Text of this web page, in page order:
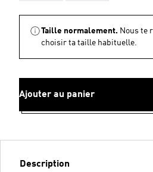
Taille normalement. Nous te
choisir ta taille habituelle.
Ajouter au panier
Description